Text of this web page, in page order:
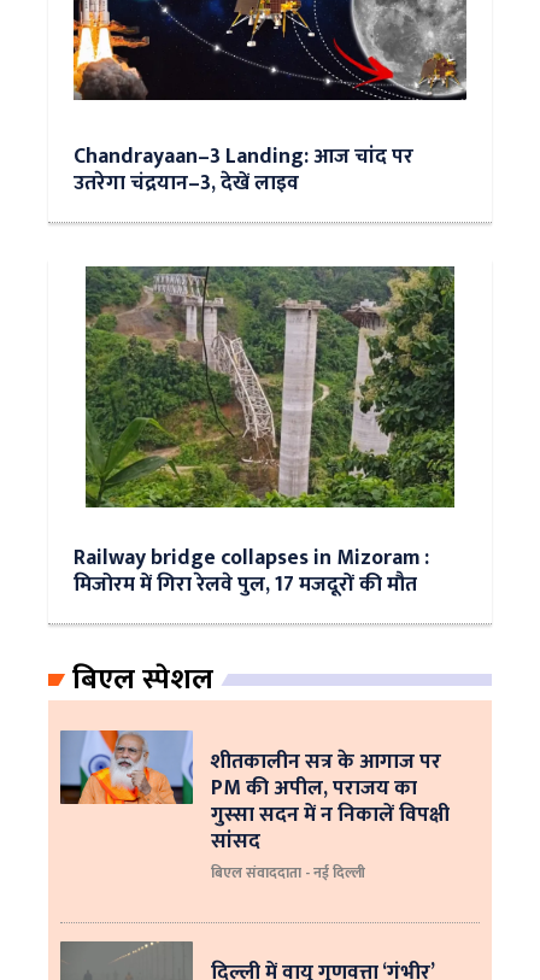
Chandrayaan–3 Landing: आज चांद पर
उतरेगा चंद्रयान–3, देखें लाइव
Railway bridge collapses in Mizoram :
मिजोरम में गिरा रेलवे पुल, 17 मजदूरों की मौत
बिएल स्पेशल
शीतकालीन सत्र के आगाज पर
PM की अपील, पराजय का
गुस्सा सदन में न निकालें विपक्षी
सांसद
बिएल संवाददाता - नई दिल्ली
दिल्ली में वायु गुणवत्ता ‘गंभीर’